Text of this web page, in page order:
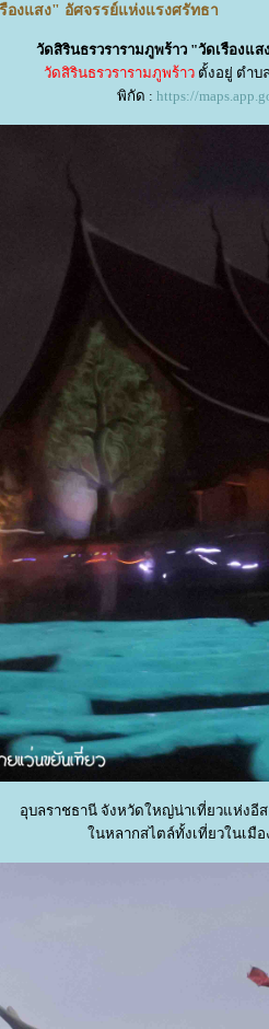
งแสง" อัศจรรย์แห่งแรงศรัทธา
วัดสิรินธรวรารามภูพร้าว "วัดเรืองแ
วัดสิรินธรวรารามภูพร้าวตั้งอยู่ ตำบ
พิกัด : https://
อุบลราชธานี จังหวัดใหญ่น่าเที่ยวแห่ง
นหลากสไตล์ทั้งเที่ยวในเมือ